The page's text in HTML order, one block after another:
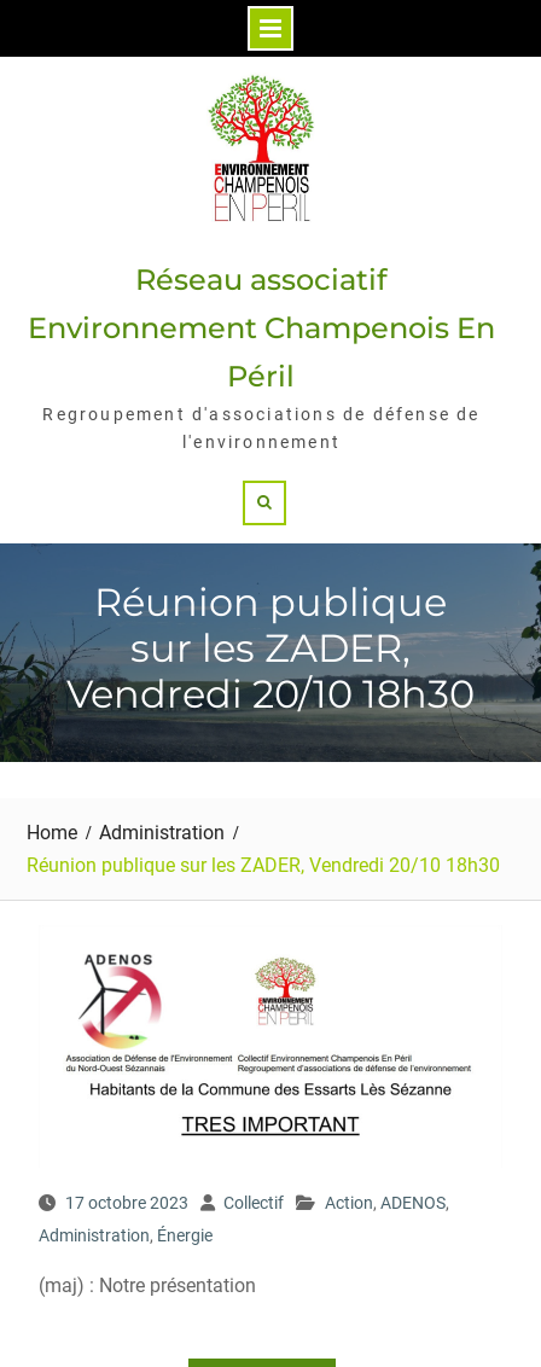
Réseau associatif
Environnement Champenois En
Péril
Regroupement d'associations de défense de
l'environnement
Réunion publique
sur les ZADER,
Vendredi 20/10 18h30
Home
Administration
Réunion publique sur les ZADER, Vendredi 20/10 18h30
17 octobre 2023 Collectif Action, ADENOS,
Administration, Énergie
(maj) : Notre présentation